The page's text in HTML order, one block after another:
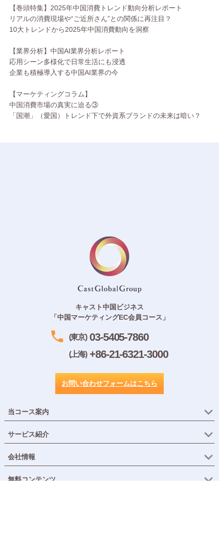
【巻頭特集】2025年中国消費トレンド動向分析レポート
リアルの消費現場や“ご近所さん”との関係に再注目？
10大トレンドから2025年中国消費動向を洞察
【業界分析】中国AI業界分析レポート
応用シーン多様化で日常生活にも浸透
企業も積極導入する中国AI業界の今
【マーケティングコラム】
中国消費市場の真実に迫る③
「国潮」（愛国）トレンド下で外資系ブランドの未来は暗い？
キャスト中国ビジネス
「中国マーケティングEC会員コース」
(東京)03-5405-7860
(上海)+86-21-6321-3000
お問い合わせフォームはこちら
当コース案内
サービス紹介
会社情報
無料コンテンツ